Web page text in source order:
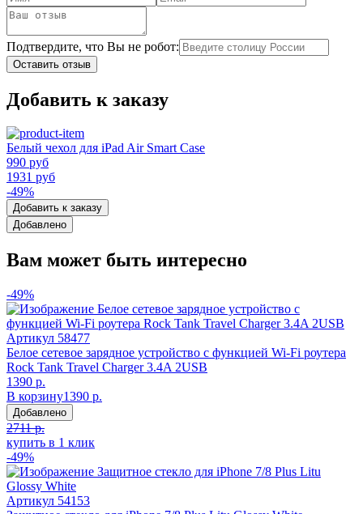
Подтвердите, что Вы не робот:
Оставить отзыв
Добавить к заказу
Белый чехол для iPad Air Smart Case
990 руб
1931 руб
-49%
Добавить к заказу
Добавлено
Вам может быть интересно
-49%
Артикул 58477
Белое сетевое зарядное устройство с функцией Wi-Fi роутера
Rock Tank Travel Charger 3.4A 2USB
1390 р.
В корзину1390 р.
Добавлено
2711 р.
купить в 1 клик
-49%
Артикул 54153